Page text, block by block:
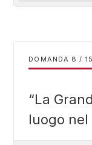
DOMANDA / 15
“La
luogo nel